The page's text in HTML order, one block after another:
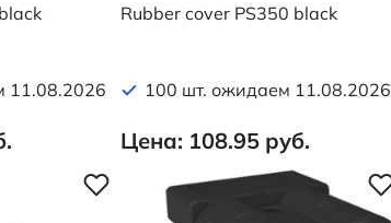
11.08.2026
Rubber cover PS350 black
100 шт. ожидаем 11.08.2026
Цена: 108.95 руб.